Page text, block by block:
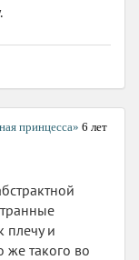
принцесса» 6 лет
плечу и
же такого во